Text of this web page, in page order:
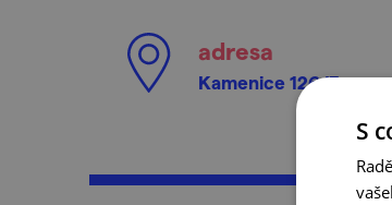
adresa
Kamenice 126/3
S